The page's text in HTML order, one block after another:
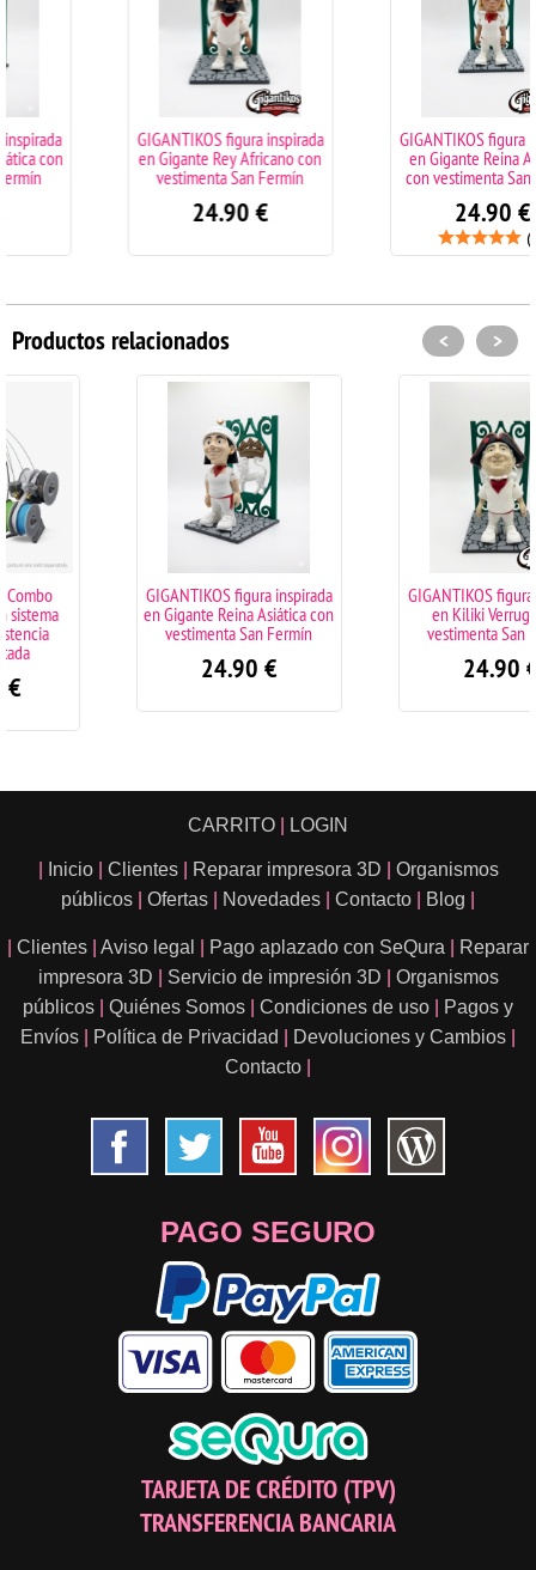
GIGANTIKOS figura inspirada
en Gigante Rey Africano con
vestimenta San Fermín
GIGANTIKOS figura inspirada
en Gigante Reina Africana
con vestimenta San Fermín
(2)
Productos relacionados
GIGANTIKOS figura inspirada
en Gigante Reina Asiática con
vestimenta San Fermín
GIGANTIKOS figura inspirada
en Kiliki Verrugas con
vestimenta San Fermín
< >
CARRITO LOGIN
Inicio Clientes Reparar impresora 3D
Organismos
públicos
Ofertas Novedades Contacto Blog
Clientes Aviso legal Pago aplazado con SeQura
Reparar
impresora 3D
Servicio de impresión 3D
Organismos
públicos
Quiénes Somos Condiciones de uso
Pagos y
Envíos
Política de Privacidad Devoluciones y Cambios
Contacto
PAGO SEGURO
TARJETA DE CRÉDITO (TPV)
TRANSFERENCIA BANCARIA